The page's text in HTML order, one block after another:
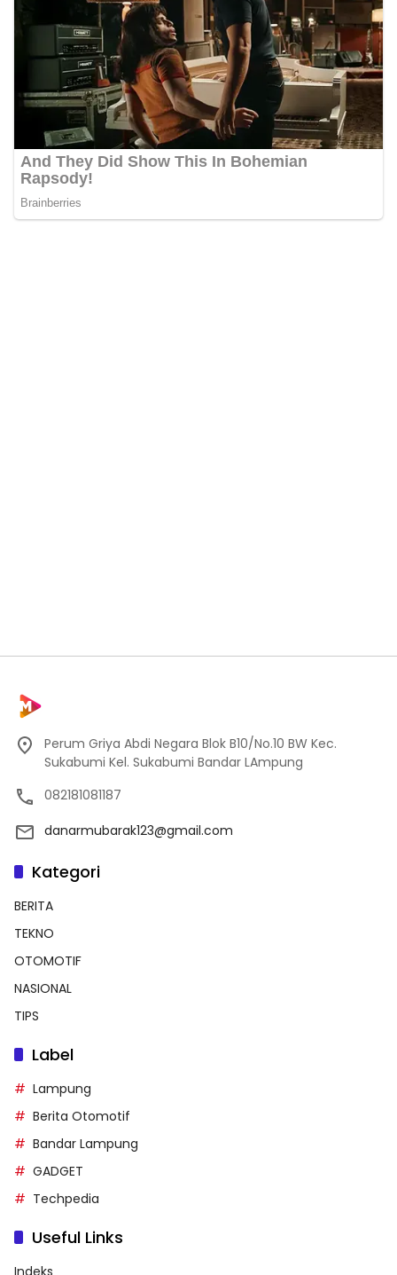
Perum Griya Abdi Negara Blok B10/No.10 BW Kec.
Sukabumi Kel. Sukabumi Bandar LAmpung
082181081187
danarmubarak123@gmail.com
Kategori
BERITA
TEKNO
OTOMOTIF
NASIONAL
TIPS
Label
Lampung
Berita Otomotif
Bandar Lampung
GADGET
Techpedia
Useful Links